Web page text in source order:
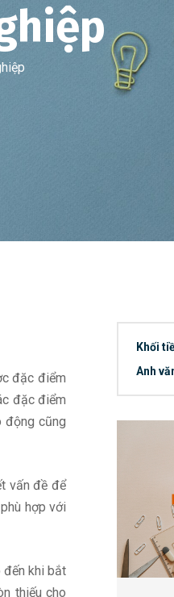
đặc điểm
đặc điểm
động cũng
vấn đề để
hợp với
đến khi bắt
thiếu cho
Khối
Anh